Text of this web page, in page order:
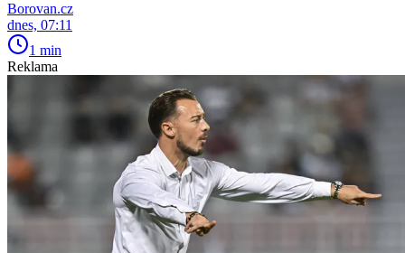
Borovan.cz
dnes, 07:11
1 min
Reklama